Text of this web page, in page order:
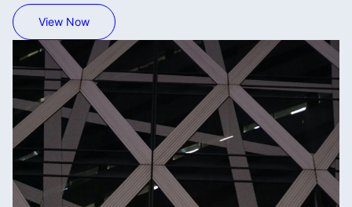
View Now